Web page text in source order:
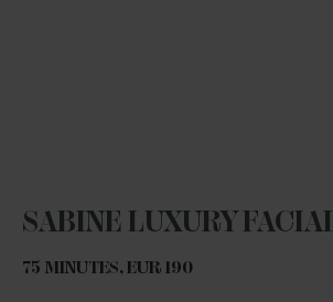
SABINE LUXURY
75 MINUTES, EUR 190